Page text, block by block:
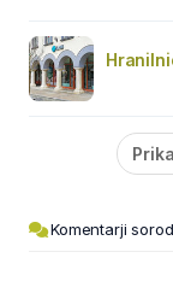
Komentarji